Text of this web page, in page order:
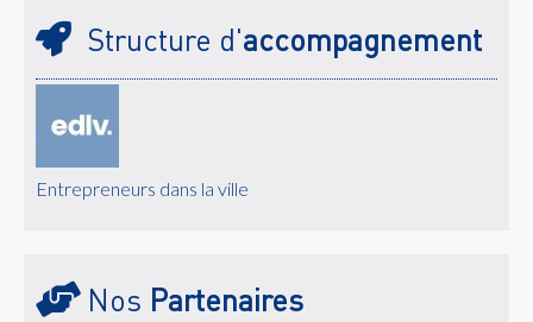
Structure d'accompagnement
Entrepreneurs dans la ville
Nos Partenaires